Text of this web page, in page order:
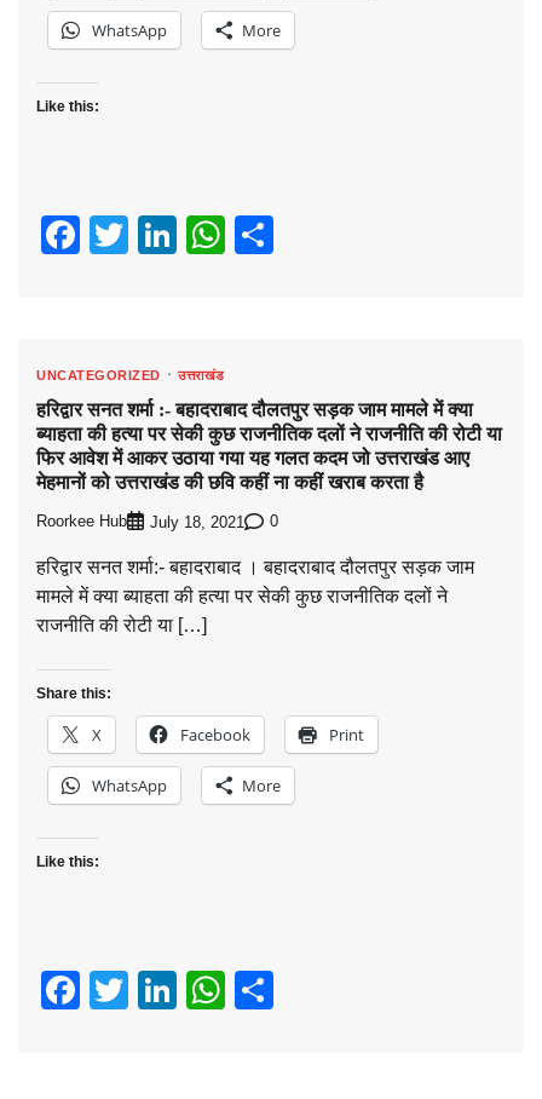
WhatsApp More
Like this:
Facebook
Twitter
LinkedIn
WhatsApp
UNCATEGORIZED उत्तराखंड
हरिद्वार सनत शर्मा :- बहादराबाद दौलतपुर सड़क जाम मामले में क्या
ब्याहता की हत्या पर सेकी कुछ राजनीतिक दलों ने राजनीति की रोटी या
फिर आवेश में आकर उठाया गया यह गलत कदम जो उत्तराखंड आए
मेहमानों को उत्तराखंड की छवि कहीं ना कहीं खराब करता है
Roorkee Hub July 18, 2021 0
हरिद्वार सनत शर्मा:- बहादराबाद । बहादराबाद दौलतपुर सड़क जाम
मामले में क्या ब्याहता की हत्या पर सेकी कुछ राजनीतिक दलों ने
राजनीति की रोटी या […]
Share this:
X Facebook Print
WhatsApp More
Like this:
Facebook
TwitterLinkedIn
WhatsApp